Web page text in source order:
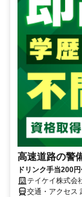
高速道路の警
ドリンク手当200
テイケイ株式
交通・アクセス